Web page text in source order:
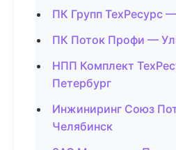
ПК Групп ТехРесурс
ПК Поток Профи —
НПП Комплект
Петербург
Инжиниринг Союз
Челябинск